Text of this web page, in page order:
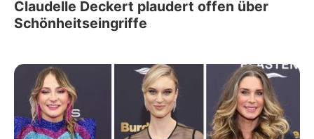
Claudelle Deckert plaudert offen über
Schönheitseingriffe